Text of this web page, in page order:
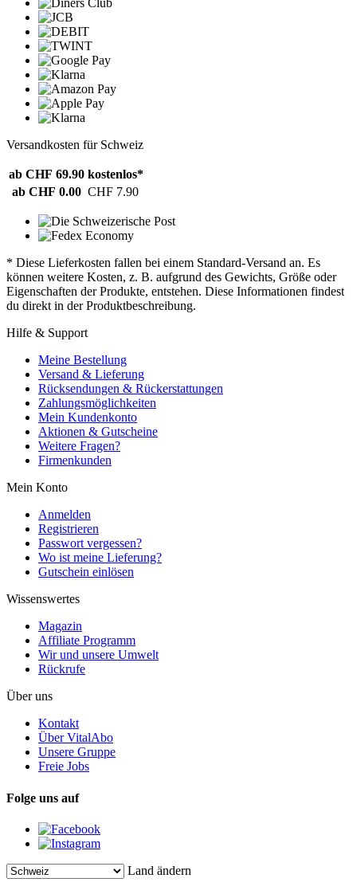
Versandkosten für Schweiz
ab CHF 69.90 kostenlos*
ab CHF 0.00 CHF 7.90
* Diese Lieferkosten fallen bei einem Standard-Versand an. Es
können weitere Kosten, z. B. aufgrund des Gewichts, Größe oder
Eigenschaften der Produkte, entstehen. Diese Informationen findest
du direkt in der Produktbeschreibung.
Hilfe & Support
Meine Bestellung
Versand & Lieferung
Rücksendungen & Rückerstattungen
Zahlungsmöglichkeiten
Mein Kundenkonto
Aktionen & Gutscheine
Weitere Fragen?
Firmenkunden
Mein Konto
Anmelden
Registrieren
Passwort vergessen?
Wo ist meine Lieferung?
Gutschein einlösen
Wissenswertes
Magazin
Affiliate Programm
Wir und unsere Umwelt
Rückrufe
Über uns
Kontakt
Über VitalAbo
Unsere Gruppe
Freie Jobs
Folge uns auf
Land ändern